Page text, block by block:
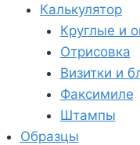
Калькулятор
Круглые и
Отрисовка
Визитки и
Факсимиле
Штампы
Образцы